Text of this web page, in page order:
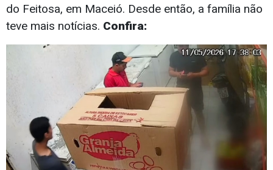
do Feitosa, em Maceió. Desde então, a família não
teve mais notícias. Confira: